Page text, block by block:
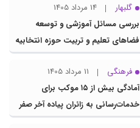
گلبهار
14 مرداد 1405
بررسی مسائل آموزشی و توسعه
فضاهای تعلیم و تربیت حوزه انتخابیه
در نشست مشترک عضو کمیسیون
آموزش مجلس با مدیرکل آموزش و
پرورش خراسان رضوی
فرهنگی
11 مرداد 1405
آمادگی بیش از ۱۵ موکب برای
خدمات‌رسانی به زائران پیاده آخر صفر
در شهرستان چناران